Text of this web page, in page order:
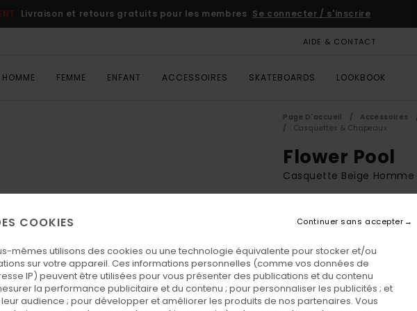
Livraison et retours gratuits pour les membres Se connecter / s'inscrire
AIDE & CONTACT
HOMME FEMME ENFANT ACCESSOIRES SKATEBOARDS LOOKBOOK
Page D'accueil Accessoires
Casquettes & Chapeaux
Flower Pool
Casquette Beige Homme
CouleurOat Milk
COOKIES
mêmes utilisons des cookies ou une technologie équivalente pour stocker et/ou
sur votre appareil. Ces informations personnelles (comme vos données de
IP) peuvent être utilisées pour vous présenter des publications et du contenu
la performance publicitaire et du contenu ; pour personnaliser les publicités ; et
audience ; pour développer et améliorer les produits de nos partenaires. Vous
Continuer sans accepter